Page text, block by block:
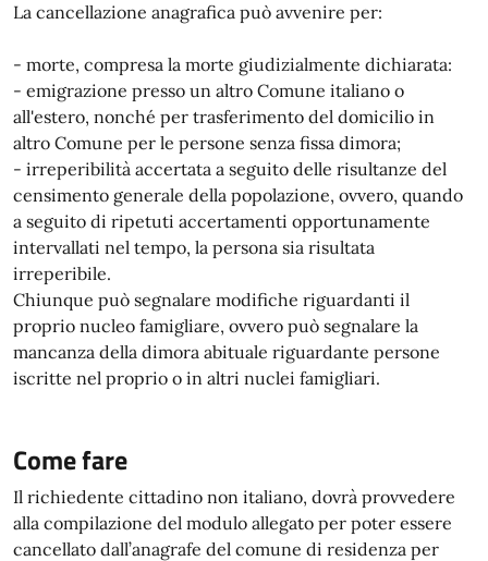
La cancellazione anagrafica può avvenire per:
- morte, compresa la morte giudizialmente dichiarata:
- emigrazione presso un altro Comune italiano o
all'estero, nonché per trasferimento del domicilio in
altro Comune per le persone senza fissa dimora;
- irreperibilità accertata a seguito delle risultanze del
censimento generale della popolazione, ovvero, quando
a seguito di ripetuti accertamenti opportunamente
intervallati nel tempo, la persona sia risultata
irreperibile.
Chiunque può segnalare modifiche riguardanti il
proprio nucleo famigliare, ovvero può segnalare la
mancanza della dimora abituale riguardante persone
iscritte nel proprio o in altri nuclei famigliari.
Come fare
Il richiedente cittadino non italiano, dovrà provvedere
alla compilazione del modulo allegato per poter essere
cancellato dall’anagrafe del comune di residenza per